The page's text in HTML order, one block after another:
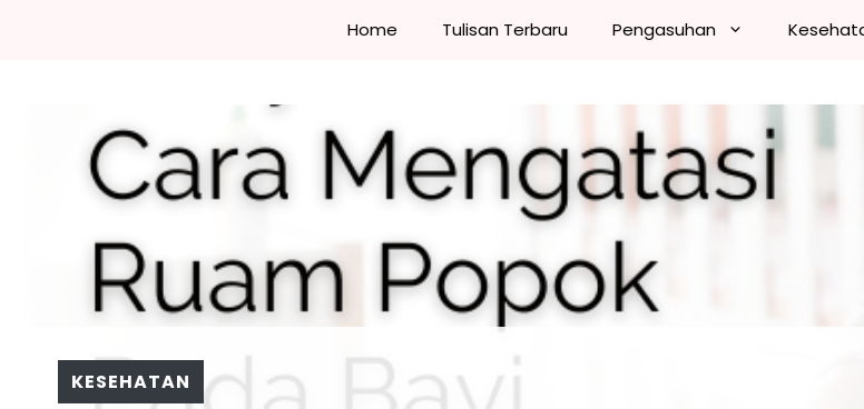
Home Tulisan Terbaru Pengasuhan
KESEHATAN